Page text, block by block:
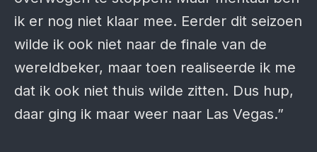
ik er nog niet klaar mee. Eerder dit seizoen
wilde ik ook niet naar de finale van de
wereldbeker, maar toen realiseerde ik me
dat ik ook niet thuis wilde zitten. Dus hup,
daar ging ik maar weer naar Las Vegas.”